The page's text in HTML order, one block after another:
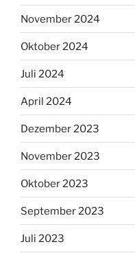
November 2024
Oktober 2024
Juli 2024
April 2024
Dezember 2023
November 2023
Oktober 2023
September 2023
Juli 2023